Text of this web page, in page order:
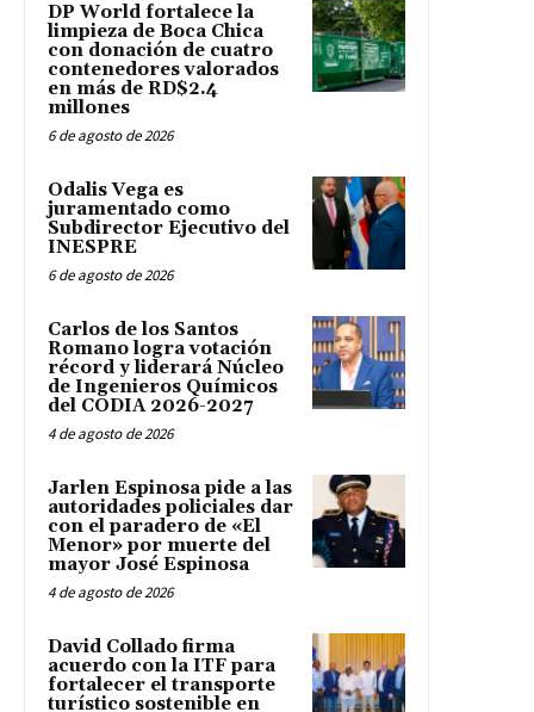
DP World fortalece la
limpieza de Boca Chica
con donación de cuatro
contenedores valorados
en más de RD$2.4
millones
6 de agosto de 2026
Odalis Vega es
juramentado como
Subdirector Ejecutivo del
INESPRE
6 de agosto de 2026
Carlos de los Santos
Romano logra votación
récord y liderará Núcleo
de Ingenieros Químicos
del CODIA 2026-2027
4 de agosto de 2026
Jarlen Espinosa pide a las
autoridades policiales dar
con el paradero de «El
Menor» por muerte del
mayor José Espinosa
4 de agosto de 2026
David Collado firma
acuerdo con la ITF para
fortalecer el transporte
turístico sostenible en